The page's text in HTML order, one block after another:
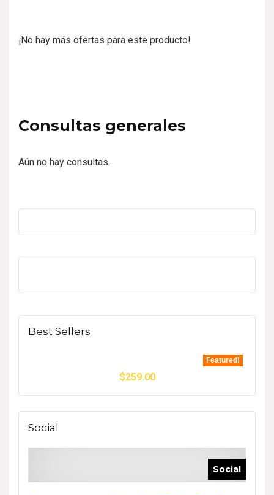
¡No hay más ofertas para este producto!
Consultas generales
Aún no hay consultas.
Best Sellers
Featured!
$259.00
Social
Social